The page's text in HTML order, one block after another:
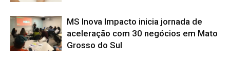
MS Inova Impacto inicia jornada de
aceleração com 30 negócios em Mato
Grosso do Sul